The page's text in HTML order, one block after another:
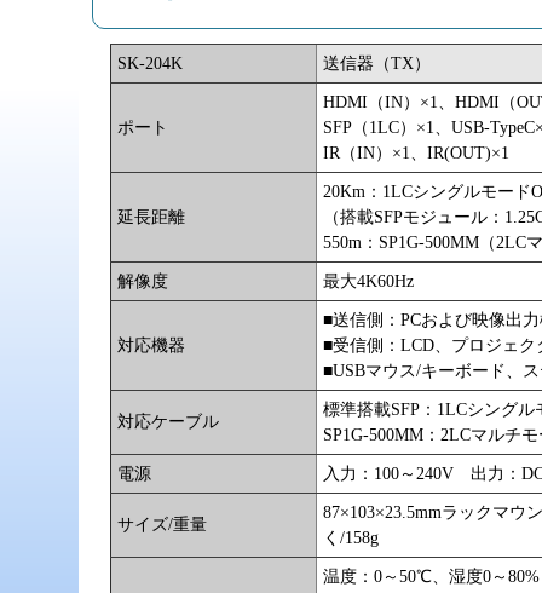
SK-204K 送信器（TX）
ポート
HDMI（IN）×1、HDMI（
SFP（1LC）×1、USB-
IR（IN）×1、IR(OUT)×1
延長距離
20Km：1LCシングルモード
（搭載SFPモジュール：
550m：SP1G-500MM（2LC
解像度 最大4K60Hz
対応機器
■送信側：PCおよび映像出
■受信側：LCD、プロジェ
■USBマウス/キーボード、
対応ケーブル
標準搭載SFP：1LCシングル
SP1G-500MM：2LCマルチ
電源 入力：100～240V 出力：
サイズ/重量
87×103×23.5mmラックマウ
く/158g
温度：0～50℃、湿度0～